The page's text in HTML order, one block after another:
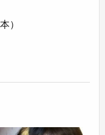
成一个高高的马
了活力。她的皮
的酒窝，非常迷
）